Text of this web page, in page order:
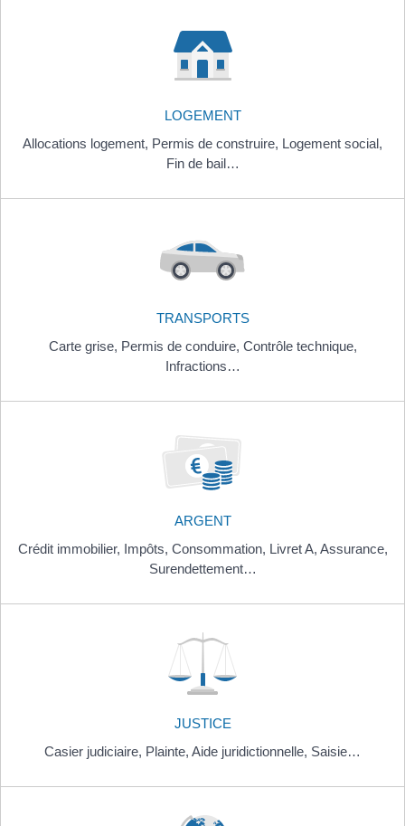
LOGEMENT
Allocations logement, Permis de construire, Logement social,
Fin de bail…
TRANSPORTS
Carte grise, Permis de conduire, Contrôle technique,
Infractions…
ARGENT
Crédit immobilier, Impôts, Consommation, Livret A, Assurance,
Surendettement…
JUSTICE
Casier judiciaire, Plainte, Aide juridictionnelle, Saisie…